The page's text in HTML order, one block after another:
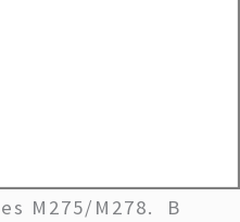
M275/M278. В